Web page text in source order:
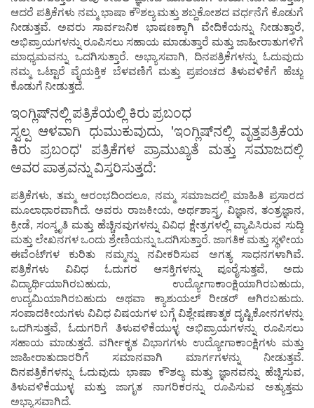
ಆದರೆ ಪತ್ರಿಕೆಗಳು ನಮ್ಮ ಭಾಷಾ ಕೌಶಲ್ಯ ಮತ್ತು ಶಬ್ದಕೋಶದ ವರ್ಧನೆಗೆ ಕೊಡುಗೆ
ನೀಡುತ್ತವೆ. ಅವರು ಸಾರ್ವಜನಿಕ ಭಾಷಣಕ್ಕಾಗಿ ವೇದಿಕೆಯನ್ನು ನೀಡುತ್ತಾರೆ,
ಅಭಿಪ್ರಾಯಗಳನ್ನು ರೂಪಿಸಲು ಸಹಾಯ ಮಾಡುತ್ತಾರೆ ಮತ್ತು ಜಾಹೀರಾತುಗಳಿಗೆ
ಮಾಧ್ಯಮವನ್ನು ಒದಗಿಸುತ್ತಾರೆ. ಅಭ್ಯಾಸವಾಗಿ, ದಿನಪತ್ರಿಕೆಗಳನ್ನು ಓದುವುದು
ನಮ್ಮ ಒಟ್ಟಾರೆ ವೈಯಕ್ತಿಕ ಬೆಳವಣಿಗೆ ಮತ್ತು ಪ್ರಪಂಚದ ತಿಳುವಳಿಕೆಗೆ ಹೆಚ್ಚು
ಕೊಡುಗೆ ನೀಡುತ್ತದೆ.
ಇಂಗ್ಲಿಷ್‌ನಲ್ಲಿ ಪತ್ರಿಕೆಯಲ್ಲಿ ಕಿರು ಪ್ರಬಂಧ
ಸ್ವಲ್ಪ ಆಳವಾಗಿ ಧುಮುಕುವುದು, 'ಇಂಗ್ಲಿಷ್‌ನಲ್ಲಿ ವೃತ್ತಪತ್ರಿಕೆಯ
ಕಿರು ಪ್ರಬಂಧ' ಪತ್ರಿಕೆಗಳ ಪ್ರಾಮುಖ್ಯತೆ ಮತ್ತು ಸಮಾಜದಲ್ಲಿ
ಅವರ ಪಾತ್ರವನ್ನು ವಿಸ್ತರಿಸುತ್ತದೆ:
ಪತ್ರಿಕೆಗಳು, ತಮ್ಮ ಆರಂಭದಿಂದಲೂ, ನಮ್ಮ ಸಮಾಜದಲ್ಲಿ ಮಾಹಿತಿ ಪ್ರಸಾರದ
ಮೂಲಾಧಾರವಾಗಿದೆ. ಅವರು ರಾಜಕೀಯ, ಅರ್ಥಶಾಸ್ತ್ರ, ವಿಜ್ಞಾನ, ತಂತ್ರಜ್ಞಾನ,
ಕ್ರೀಡೆ, ಸಂಸ್ಕೃತಿ ಮತ್ತು ಹೆಚ್ಚಿನವುಗಳನ್ನು ವಿವಿಧ ಕ್ಷೇತ್ರಗಳಲ್ಲಿ ವ್ಯಾಪಿಸಿರುವ ಸುದ್ದಿ
ಮತ್ತು ಲೇಖನಗಳ ಒಂದು ಶ್ರೇಣಿಯನ್ನು ಒದಗಿಸುತ್ತಾರೆ. ಜಾಗತಿಕ ಮತ್ತು ಸ್ಥಳೀಯ
ಈವೆಂಟ್‌ಗಳ ಕುರಿತು ನಮ್ಮನ್ನು ನವೀಕರಿಸುವ ಅಗತ್ಯ ಸಾಧನಗಳಾಗಿವೆ.
ಪತ್ರಿಕೆಗಳು ವಿವಿಧ ಓದುಗರ ಆಸಕ್ತಿಗಳನ್ನು ಪೂರೈಸುತ್ತವೆ, ಅದು
ವಿದ್ಯಾರ್ಥಿಯಾಗಿರಬಹುದು, ಉದ್ಯೋಗಾಕಾಂಕ್ಷಿಯಾಗಿರಬಹುದು,
ಉದ್ಯಮಿಯಾಗಿರಬಹುದು ಅಥವಾ ಕ್ಯಾಶುಯಲ್ ರೀಡರ್ ಆಗಿರಬಹುದು.
ಸಂಪಾದಕೀಯಗಳು ವಿವಿಧ ವಿಷಯಗಳ ಬಗ್ಗೆ ವಿಶ್ಲೇಷಣಾತ್ಮಕ ದೃಷ್ಟಿಕೋನಗಳನ್ನು
ಒದಗಿಸುತ್ತವೆ, ಓದುಗರಿಗೆ ತಿಳುವಳಿಕೆಯುಳ್ಳ ಅಭಿಪ್ರಾಯಗಳನ್ನು ರೂಪಿಸಲು
ಸಹಾಯ ಮಾಡುತ್ತದೆ. ವರ್ಗೀಕೃತ ವಿಭಾಗಗಳು ಉದ್ಯೋಗಾಕಾಂಕ್ಷಿಗಳು ಮತ್ತು
ಜಾಹೀರಾತುದಾರರಿಗೆ ಸಮಾನವಾಗಿ ಮಾರ್ಗಗಳನ್ನು ನೀಡುತ್ತವೆ.
ದಿನಪತ್ರಿಕೆಗಳನ್ನು ಓದುವುದು ಭಾಷಾ ಕೌಶಲ್ಯ ಮತ್ತು ಜ್ಞಾನವನ್ನು ಹೆಚ್ಚಿಸುವ,
ತಿಳುವಳಿಕೆಯುಳ್ಳ ಮತ್ತು ಜಾಗೃತ ನಾಗರಿಕರನ್ನು ರೂಪಿಸುವ ಅತ್ಯುತ್ತಮ
ಅಭ್ಯಾಸವಾಗಿದೆ.